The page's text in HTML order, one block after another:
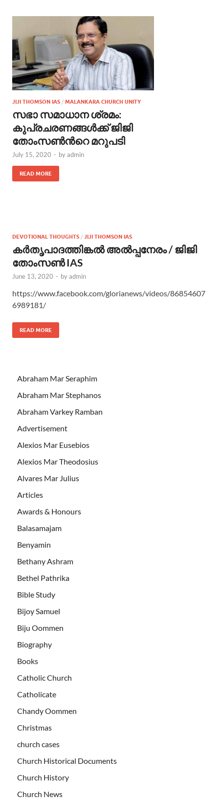
JIJI THOMSON IAS / MALANKARA CHURCH UNITY
സഭാ സമാധാന ശ്രമം:
കുപ്രചരണങ്ങള്‍ക്ക് ജിജി
തോംസണ്‍ന്‍റെ മറുപടി
July 15, 2020 - byadmin
READ MORE
DEVOTIONAL THOUGHTS / JIJI THOMSON IAS
കർതൃപാദത്തിങ്കൽ അൽപ്പനേരം / ജിജി
തോംസൺ IAS
June 13, 2020 - byadmin
https://www.facebook.com/glorianews/videos/86854607
6989181/
READ MORE
Abraham Mar Seraphim
Abraham Mar Stephanos
Abraham Varkey Ramban
Advertisement
Alexios Mar Eusebios
Alexios Mar Theodosius
Alvares Mar Julius
Articles
Awards & Honours
Balasamajam
Benyamin
Bethany Ashram
Bethel Pathrika
Bible Study
Bijoy Samuel
Biju Oommen
Biography
Books
Catholic Church
Catholicate
Chandy Oommen
Christmas
church cases
Church Historical Documents
Church History
Church News